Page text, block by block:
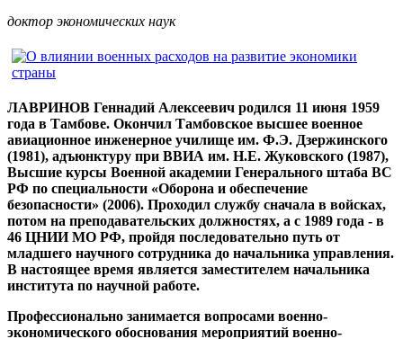
доктор экономических наук
ЛАВРИНОВ Геннадий Алексеевич родился 11 июня 1959
года в Тамбове. Окончил Тамбовское высшее военное
авиационное инженерное училище им. Ф.Э. Дзержинского
(1981), адъюнктуру при ВВИА им. Н.Е. Жуковского (1987),
Высшие курсы Военной академии Генерального штаба ВС
РФ по специальности «Оборона и обеспечение
безопасности» (2006). Проходил службу сначала в войсках,
потом на преподавательских должностях, а с 1989 года - в
46 ЦНИИ МО РФ, пройдя последовательно путь от
младшего научного сотрудника до начальника управления.
В настоящее время является заместителем начальника
института по научной работе.
Профессионально занимается вопросами военно-
экономического обоснования мероприятий военно-